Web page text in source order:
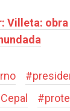
Villeta:
#
Cepal #